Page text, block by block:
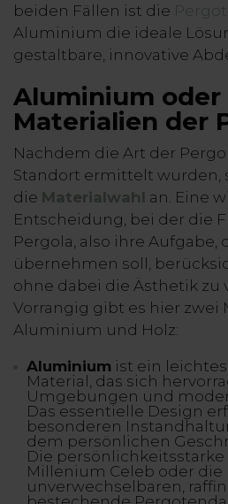
beiden Fällen ist die
Aluminium die ideale
gestaltbare, innovative
Aluminium oder
Materialien der
Nachdem die Art der
Standort ermittelt wurden,
die Materialwahl an. Eine
Entscheidung, bei der die
Pergola, also ihre Aufgabe,
übernehmen soll,
ohne dabei die Ästhetik zu
Vorrangig gibt es hier zwei
Aluminium und Holz:
Aluminium ist ein
Material, das sich
Umgebungen und
Das essentielle Design
besonderen
dem persönlichen
Die
Millenium Celeb oder
unverwechselbaren,